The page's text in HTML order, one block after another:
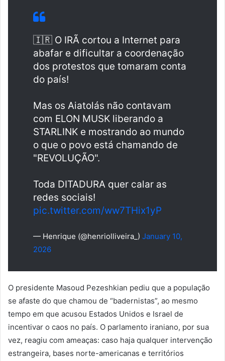
🇮🇷 O IRÃ cortou a Internet para
abafar e dificultar a coordenação
dos protestos que tomaram conta
do país!
Mas os Aiatolás não contavam
com ELON MUSK liberando a
STARLINK e mostrando ao mundo
o que o povo está chamando de
"REVOLUÇÃO".
Toda DITADURA quer calar as
redes sociais!
pic.twitter.com/ww7THix1yP
— Henrique (@henriolliveira_) January 10,
2026
O presidente Masoud Pezeshkian pediu que a população
se afaste do que chamou de “badernistas”, ao mesmo
tempo em que acusou Estados Unidos e Israel de
incentivar o caos no país. O parlamento iraniano, por sua
vez, reagiu com ameaças: caso haja qualquer intervenção
estrangeira, bases norte-americanas e territórios